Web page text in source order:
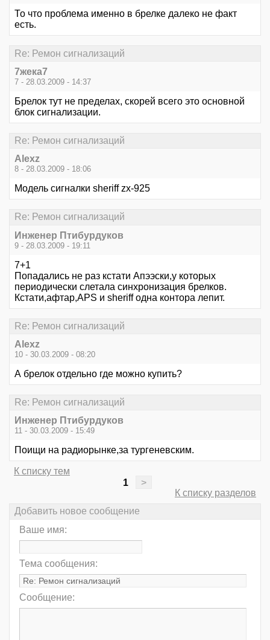
То что проблема именно в брелке далеко не факт
есть.
Re: Ремон сигнализаций
7жека7
7 - 28.03.2009 - 14:37
Брелок тут не пределах, скорей всего это основной
блок сигнализации.
Re: Ремон сигнализаций
Alexz
8 - 28.03.2009 - 18:06
Модель сигналки sheriff zx-925
Re: Ремон сигнализаций
Инженер Птибурдуков
9 - 28.03.2009 - 19:11
7+1
Попадались не раз кстати Апээски,у которых
периодически слетала синхронизация брелков.
Кстати,афтар,APS и sheriff одна контора лепит.
Re: Ремон сигнализаций
Alexz
10 - 30.03.2009 - 08:20
А брелок отдельно где можно купить?
Re: Ремон сигнализаций
Инженер Птибурдуков
11 - 30.03.2009 - 15:49
Поищи на радиорынке,за тургеневским.
К списку тем
1
>
К списку разделов
Добавить новое сообщение
Ваше имя:
Тема сообщения:
Сообщение: